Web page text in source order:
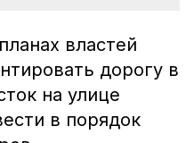
властей
дорогу в
на улице
в порядок